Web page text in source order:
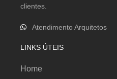
clientes.
Atendimento Arquitetos
LINKS ÚTEIS
Home